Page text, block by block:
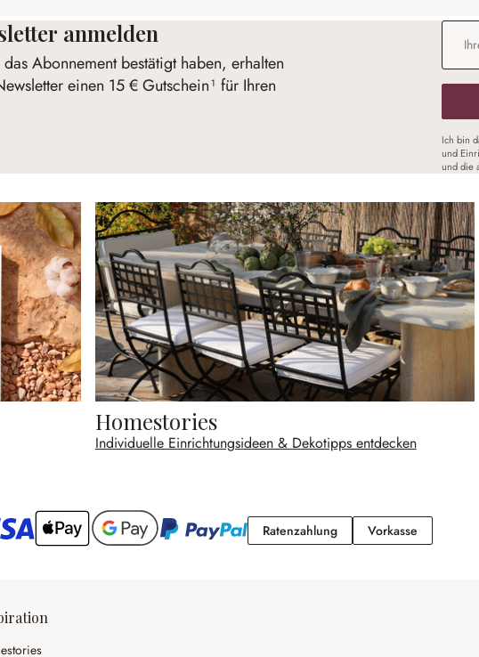
anmelden
Abonnement bestätigt haben, erhalten
einen 15 € Gutschein¹ für Ihren
E-Mail-
Ich bin
und
und die
Homestories
Individuelle Einrichtungsideen & Dekotipps entdecken
RatenzahlungRatenzahlung
VorkasseVorkasse